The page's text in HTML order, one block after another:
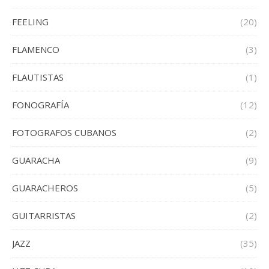
FEELING (20)
FLAMENCO (3)
FLAUTISTAS (1)
FONOGRAFÍA (12)
FOTOGRAFOS CUBANOS (2)
GUARACHA (9)
GUARACHEROS (5)
GUITARRISTAS (2)
JAZZ (35)